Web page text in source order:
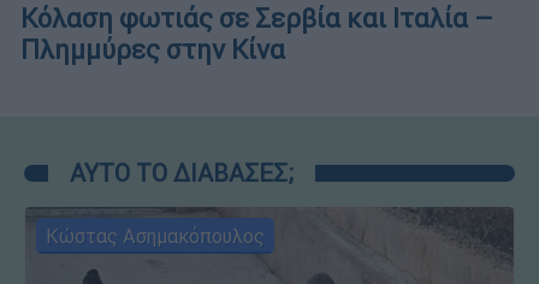
Κόλαση φωτιάς σε Σερβία και Ιταλία –
Πλημμύρες στην Κίνα
ΑΥΤΟ ΤΟ ΔΙΑΒΑΣΕΣ;
Κώστας Ασημακόπουλος